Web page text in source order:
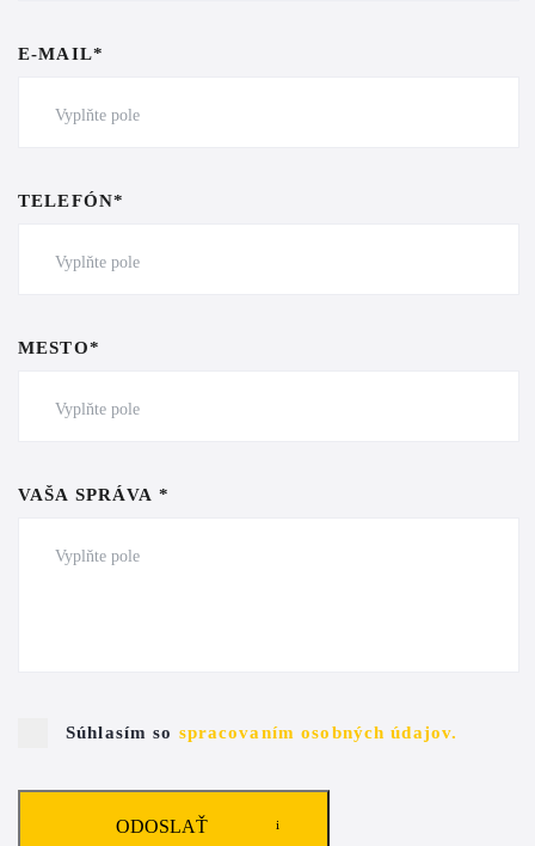
E-MAIL*
TELEFÓN*
MESTO*
VAŠA SPRÁVA *
Súhlasím so spracovaním osobných údajov.
ODOSLAŤ